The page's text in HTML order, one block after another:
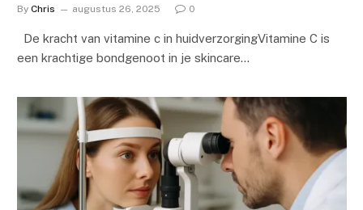
By Chris augustus 26, 2025 0
De kracht van vitamine c in huidverzorgingVitamine C is
een krachtige bondgenoot in je skincare…